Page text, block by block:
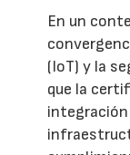
En un
(IoT) y la
que la